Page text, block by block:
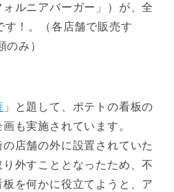
ルニアバーガー」）が、全
！。（各店舗で販売す
のみ）
」と題して、ポテトの看板の
も実施されています。
店舗の外に設置されていた
外すこととなったため、不
を何かに役立てようと、ア